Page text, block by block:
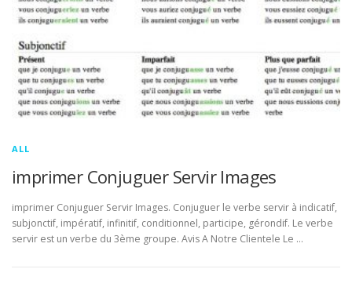
ALL
imprimer Conjuguer Servir Images
imprimer Conjuguer Servir Images. Conjuguer le verbe servir à indicatif,
subjonctif, impératif, infinitif, conditionnel, participe, gérondif. Le verbe
servir est un verbe du 3ème groupe. Avis A Notre Clientele Le …